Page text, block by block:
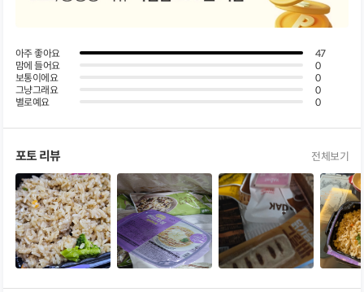
아주 좋아요
47
맘에 들어요
0
보통이에요
0
그냥그래요
0
별로예요
0
포토 리뷰 전체보기